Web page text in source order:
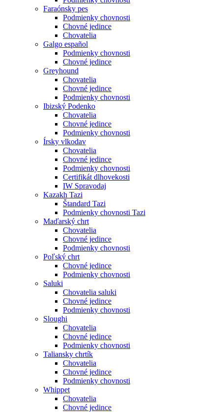
Faraónsky pes
Podmienky chovnosti
Chovné jedince
Chovatelia
Galgo español
Podmienky chovnosti
Chovné jedince
Greyhound
Chovatelia
Chovné jedince
Podmienky chovnosti
Ibizský Podenko
Chovatelia
Chovné jedince
Podmienky chovnosti
Írsky vlkodav
Chovatelia
Chovné jedince
Podmienky chovnosti
Certifikát dlhovekosti
IW Spravodaj
Kazakh Tazi
Štandard Tazi
Podmienky chovnosti Tazi
Maďarský chrt
Chovatelia
Chovné jedince
Podmienky chovnosti
Poľský chrt
Chovné jedince
Podmienky chovnosti
Saluki
Chovatelia saluki
Chovné jedince
Podmienky chovnosti
Sloughi
Chovatelia
Chovné jedince
Podmienky chovnosti
Taliansky chrtík
Chovatelia
Chovné jedince
Podmienky chovnosti
Whippet
Chovatelia
Chovné jedince